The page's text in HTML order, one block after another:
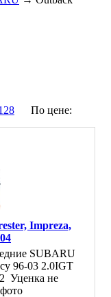
По цене:
Impreza,
SUBARU
96-03 2.0IGT
Уценка не